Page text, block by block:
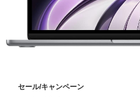
セール/キャンペーン